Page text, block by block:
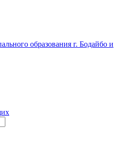
образования г. Бодайбо и